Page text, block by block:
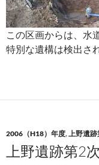
この区画からは、水
特別な遺構は検出さ
2006（H18）年度,上野遺跡
上野遺跡第2